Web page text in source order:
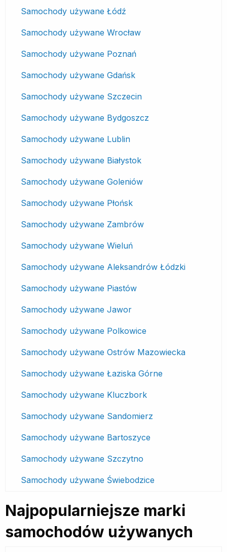
Samochody używane Łódź
Samochody używane Wrocław
Samochody używane Poznań
Samochody używane Gdańsk
Samochody używane Szczecin
Samochody używane Bydgoszcz
Samochody używane Lublin
Samochody używane Białystok
Samochody używane Goleniów
Samochody używane Płońsk
Samochody używane Zambrów
Samochody używane Wieluń
Samochody używane Aleksandrów Łódzki
Samochody używane Piastów
Samochody używane Jawor
Samochody używane Polkowice
Samochody używane Ostrów Mazowiecka
Samochody używane Łaziska Górne
Samochody używane Kluczbork
Samochody używane Sandomierz
Samochody używane Bartoszyce
Samochody używane Szczytno
Samochody używane Świebodzice
Najpopularniejsze marki
samochodów używanych